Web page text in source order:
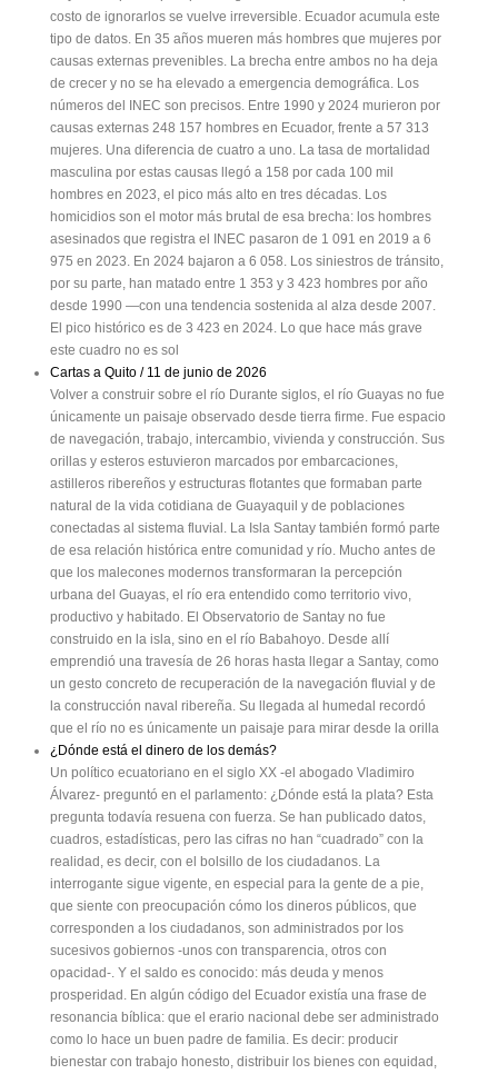
costo de ignorarlos se vuelve irreversible. Ecuador acumula este
tipo de datos. En 35 años mueren más hombres que mujeres por
causas externas prevenibles. La brecha entre ambos no ha deja
de crecer y no se ha elevado a emergencia demográfica. Los
números del INEC son precisos. Entre 1990 y 2024 murieron por
causas externas 248 157 hombres en Ecuador, frente a 57 313
mujeres. Una diferencia de cuatro a uno. La tasa de mortalidad
masculina por estas causas llegó a 158 por cada 100 mil
hombres en 2023, el pico más alto en tres décadas. Los
homicidios son el motor más brutal de esa brecha: los hombres
asesinados que registra el INEC pasaron de 1 091 en 2019 a 6
975 en 2023. En 2024 bajaron a 6 058. Los siniestros de tránsito,
por su parte, han matado entre 1 353 y 3 423 hombres por año
desde 1990 —con una tendencia sostenida al alza desde 2007.
El pico histórico es de 3 423 en 2024. Lo que hace más grave
este cuadro no es sol
Cartas a Quito / 11 de junio de 2026
Volver a construir sobre el río Durante siglos, el río Guayas no fue
únicamente un paisaje observado desde tierra firme. Fue espacio
de navegación, trabajo, intercambio, vivienda y construcción. Sus
orillas y esteros estuvieron marcados por embarcaciones,
astilleros ribereños y estructuras flotantes que formaban parte
natural de la vida cotidiana de Guayaquil y de poblaciones
conectadas al sistema fluvial. La Isla Santay también formó parte
de esa relación histórica entre comunidad y río. Mucho antes de
que los malecones modernos transformaran la percepción
urbana del Guayas, el río era entendido como territorio vivo,
productivo y habitado. El Observatorio de Santay no fue
construido en la isla, sino en el río Babahoyo. Desde allí
emprendió una travesía de 26 horas hasta llegar a Santay, como
un gesto concreto de recuperación de la navegación fluvial y de
la construcción naval ribereña. Su llegada al humedal recordó
que el río no es únicamente un paisaje para mirar desde la orilla
¿Dónde está el dinero de los demás?
Un político ecuatoriano en el siglo XX -el abogado Vladimiro
Álvarez- preguntó en el parlamento: ¿Dónde está la plata? Esta
pregunta todavía resuena con fuerza. Se han publicado datos,
cuadros, estadísticas, pero las cifras no han “cuadrado” con la
realidad, es decir, con el bolsillo de los ciudadanos. La
interrogante sigue vigente, en especial para la gente de a pie,
que siente con preocupación cómo los dineros públicos, que
corresponden a los ciudadanos, son administrados por los
sucesivos gobiernos -unos con transparencia, otros con
opacidad-. Y el saldo es conocido: más deuda y menos
prosperidad. En algún código del Ecuador existía una frase de
resonancia bíblica: que el erario nacional debe ser administrado
como lo hace un buen padre de familia. Es decir: producir
bienestar con trabajo honesto, distribuir los bienes con equidad,